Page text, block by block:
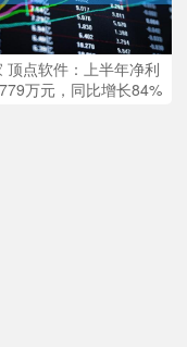
顶点软件：上半年净利
万元，同比增长84%